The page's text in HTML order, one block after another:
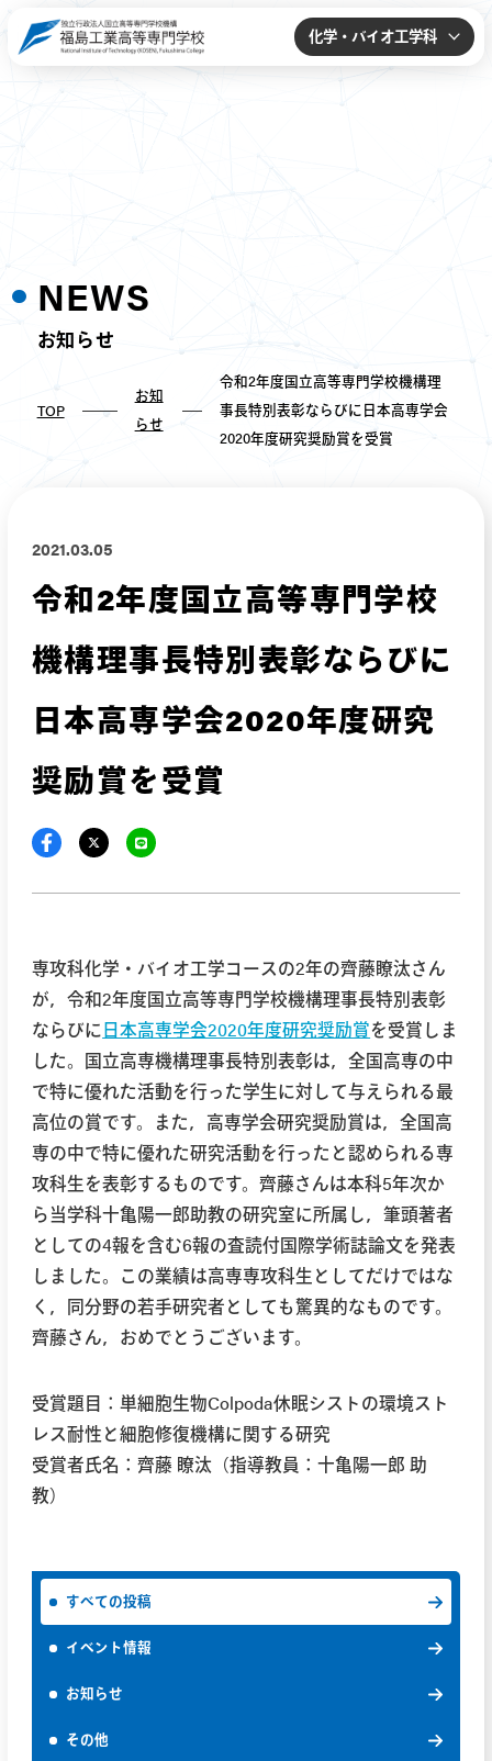
化学・バイオ工学科
NEWS
お知らせ
TOP
お知
らせ
令和2年度国立高等専門学校機構理
事長特別表彰ならびに日本高専学会
2020年度研究奨励賞を受賞
2021.03.05
令和2年度国立高等専門学校
機構理事長特別表彰ならびに
日本高専学会2020年度研究
奨励賞を受賞
専攻科化学・バイオ工学コースの2年の齊藤瞭汰さん
が，令和2年度国立高等専門学校機構理事長特別表彰
ならびに日本高専学会2020年度研究奨励賞を受賞しま
した。国立高専機構理事長特別表彰は，全国高専の中
で特に優れた活動を行った学生に対して与えられる最
高位の賞です。また，高専学会研究奨励賞は，全国高
専の中で特に優れた研究活動を行ったと認められる専
攻科生を表彰するものです。齊藤さんは本科5年次か
ら当学科十亀陽一郎助教の研究室に所属し，筆頭著者
としての4報を含む6報の査読付国際学術誌論文を発表
しました。この業績は高専専攻科生としてだけではな
く，同分野の若手研究者としても驚異的なものです。
齊藤さん，おめでとうございます。
受賞題目：単細胞生物Colpoda休眠シストの環境スト
レス耐性と細胞修復機構に関する研究
受賞者氏名：齊藤 瞭汰（指導教員：十亀陽一郎 助
教）
すべての投稿
イベント情報
お知らせ
その他